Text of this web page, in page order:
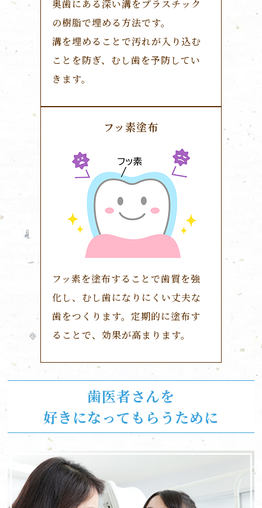
奥歯にある深い溝をプラスチック
の樹脂で埋める方法です。
溝を埋めることで汚れが入り込む
ことを防ぎ、むし歯を予防してい
きます。
フッ素塗布
フッ素を塗布することで歯質を強
化し、むし歯になりにくい丈夫な
歯をつくります。定期的に塗布す
ることで、効果が高まります。
歯医者さんを
好きになってもらうために